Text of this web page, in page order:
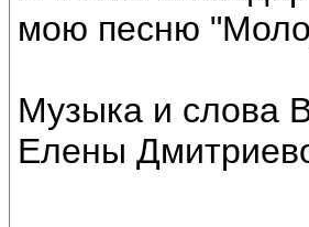
мою песню
Музыка и слова
Елены